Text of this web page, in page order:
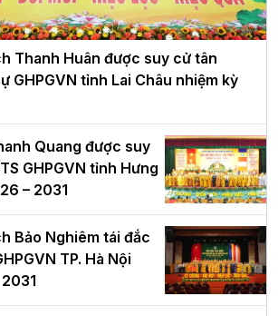
Thanh Huân được suy cử tân
GHPGVN tỉnh Lai Châu nhiệm kỳ
Quang được suy
GHPGVN tỉnh Hưng
– 2031
Bảo Nghiêm tái đắc
TP. Hà Nội